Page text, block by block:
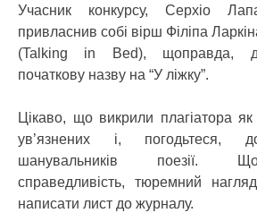
Учасник конкурсу, Серхіо
привласнив собі вірш Філіпа
(Talking in Bed), щоправда,
початкову назву на “У ліжку”.
Цікаво, що викрили плагіатора
ув’язнених і, погодьтеся,
шанувальників поезії.
справедливість, тюремний
написати лист до журналу.